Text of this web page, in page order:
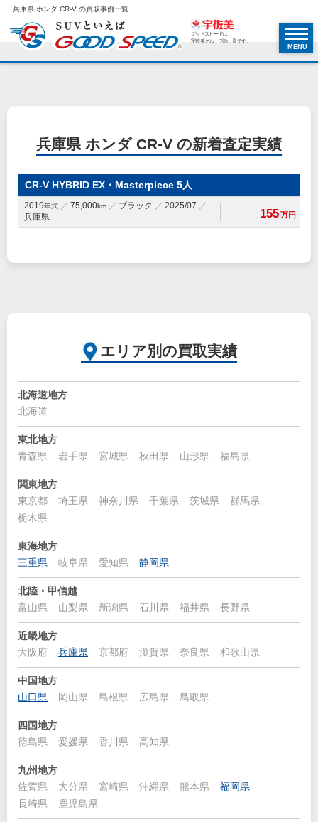
兵庫県 ホンダ CR-V の買取事例一覧
グッドスピードは
宇佐美グループの一員です。
MENU
兵庫県 ホンダ CR-V の新着査定実績
CR-V HYBRID EX・Masterpiece 5人
2019年式 75,000km ブラック
2025/07
兵庫県
155万円
エリア別の買取実績
北海道地方
北海道
東北地方
青森県
岩手県 宮城県 秋田県 山形県 福島県
関東地方
東京都
埼玉県 神奈川県 千葉県 茨城県
群馬県
栃木県
東海地方
三重県
岐阜県 愛知県 静岡県
北陸・甲信越
富山県
山梨県 新潟県 石川県 福井県 長野県
近畿地方
大阪府
兵庫県 京都府 滋賀県 奈良県 和歌山県
中国地方
山口県
岡山県 島根県 広島県 鳥取県
四国地方
徳島県
愛媛県 香川県 高知県
九州地方
佐賀県
大分県 宮崎県 沖縄県 熊本県
福岡県
長崎県
鹿児島県